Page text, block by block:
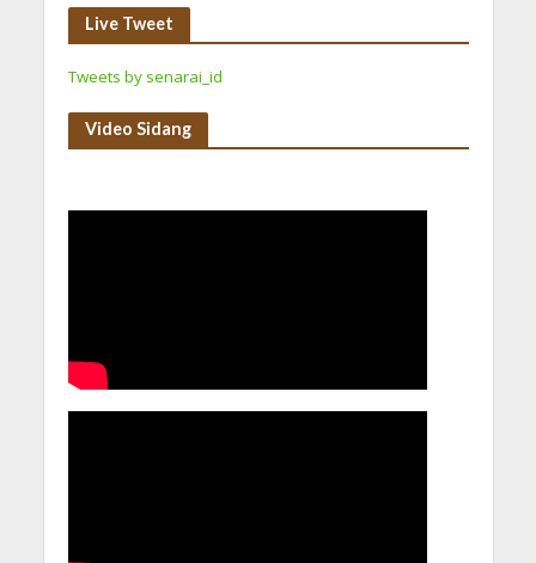
Live Tweet
Tweets by senarai_id
Video Sidang